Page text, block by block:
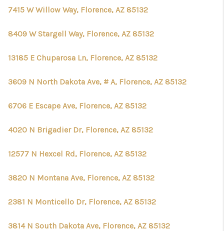
7415 W Willow Way, Florence, AZ 85132
8409 W Stargell Way, Florence, AZ 85132
13185 E Chuparosa Ln, Florence, AZ 85132
3609 N North Dakota Ave, # A, Florence, AZ 85132
6706 E Escape Ave, Florence, AZ 85132
4020 N Brigadier Dr, Florence, AZ 85132
12577 N Hexcel Rd, Florence, AZ 85132
3820 N Montana Ave, Florence, AZ 85132
2381 N Monticello Dr, Florence, AZ 85132
3814 N South Dakota Ave, Florence, AZ 85132